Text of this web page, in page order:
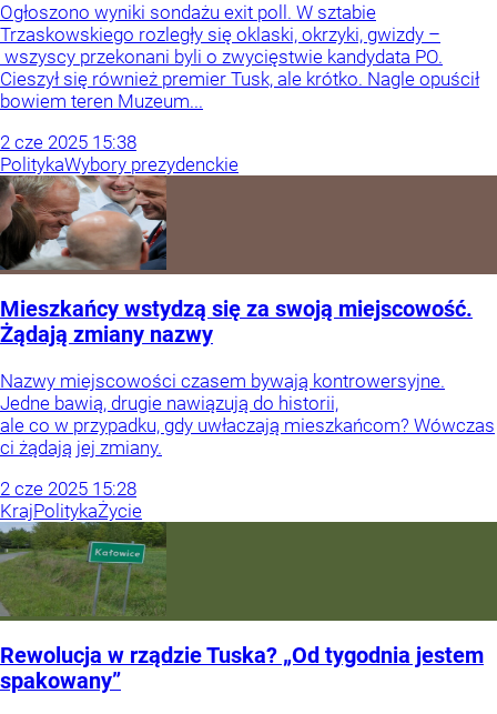
Ogłoszono wyniki sondażu exit poll. W sztabie
Trzaskowskiego rozległy się oklaski, okrzyki, gwizdy –
wszyscy przekonani byli o zwycięstwie kandydata PO.
Cieszył się również premier Tusk, ale krótko. Nagle opuścił
bowiem teren Muzeum...
2 cze 2025 15:38
PolitykaWybory prezydenckie
Mieszkańcy wstydzą się za swoją miejscowość.
Żądają zmiany nazwy
Nazwy miejscowości czasem bywają kontrowersyjne.
Jedne bawią, drugie nawiązują do historii,
ale co w przypadku, gdy uwłaczają mieszkańcom? Wówczas
ci żądają jej zmiany.
2 cze 2025 15:28
KrajPolitykaŻycie
Rewolucja w rządzie Tuska? „Od tygodnia jestem
spakowany”